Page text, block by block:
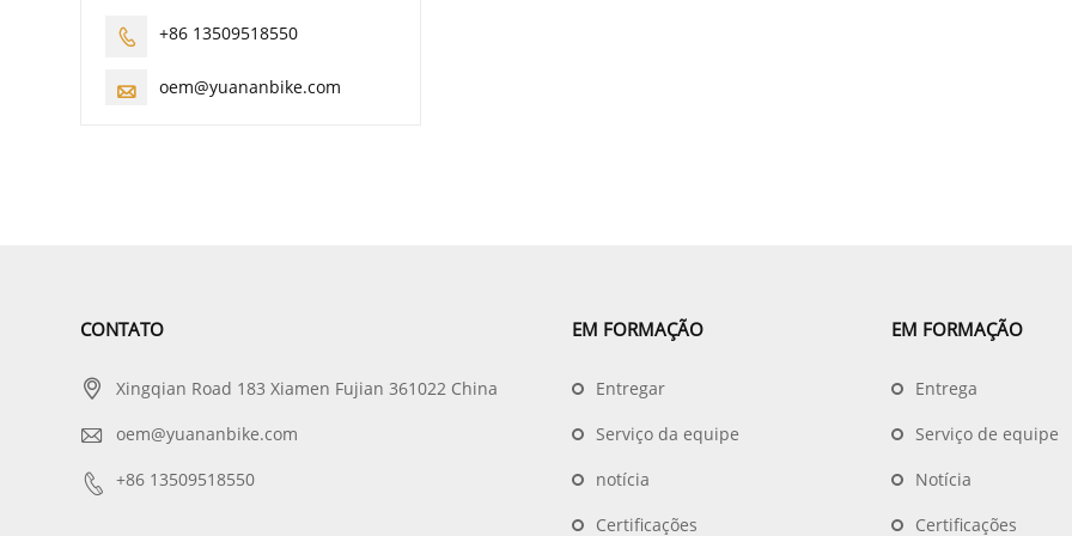
 +86 13509518550
 oem@yuananbike.com
CONTATO
 Xingqian Road 183 Xiamen Fujian 361022 China
 oem@yuananbike.com
 +86 13509518550
EM FORMAÇÃO
Entregar
Serviço da equipe
notícia
Certificações
EM FORMAÇÃO
Entrega
Serviço de equipe
Notícia
Certificações